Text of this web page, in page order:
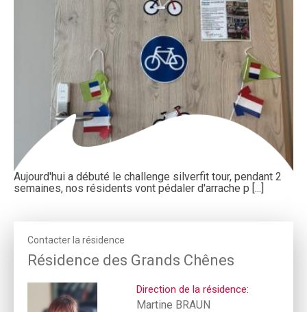
Aujourd'hui a débuté le challenge silverfit tour, pendant 2
semaines, nos résidents vont pédaler d'arrache p [...]
Contacter la résidence
Résidence des Grands Chênes
Direction de la résidence:
Martine BRAUN